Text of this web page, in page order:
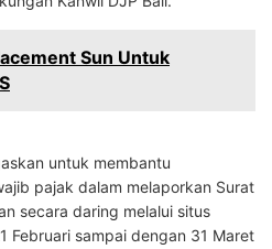
Sun Untuk
untuk membantu
pajak dalam melaporkan Surat
secara daring melalui situs
Februari sampai dengan 31 Maret